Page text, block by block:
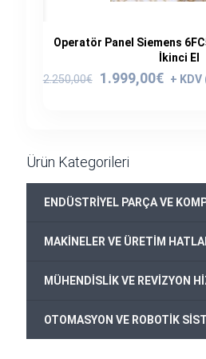
Operatör Panel Siemens
İkinci El
2.250,00€
Orijinal
1.999,00€
Ürün Kategorileri
ENDÜSTRİYEL PARÇA VE
MAKİNELER VE ÜRETİM
MÜHENDİSLİK VE REVİZYON
OTOMASYON VE ROBOTİK